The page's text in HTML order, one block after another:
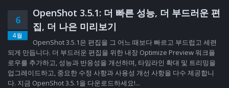
6
4월
OpenShot 3.5.1: 더 빠른 성능, 더 부드러운 편
집, 더 나은 미리보기
OpenShot 3.5.1은 편집을 그 어느 때보다 빠르고 부드럽고 세련
되게 만듭니다. 더 부드러운 편집을 위한 내장 Optimize Preview 워크플
로우를 추가하고, 성능과 반응성을 개선하며, 타임라인 확대 및 트리밍을
업그레이드하고, 중요한 수정 사항과 사용성 개선 사항을 다수 제공합니
다. 지금 OpenShot 3.5.1을 다운로드하세요!...